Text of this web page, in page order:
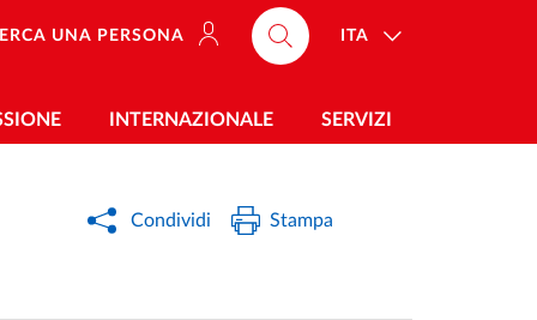
UNA PERSONA ITA
INTERNAZIONALE SERVIZI
Condividi Stampa